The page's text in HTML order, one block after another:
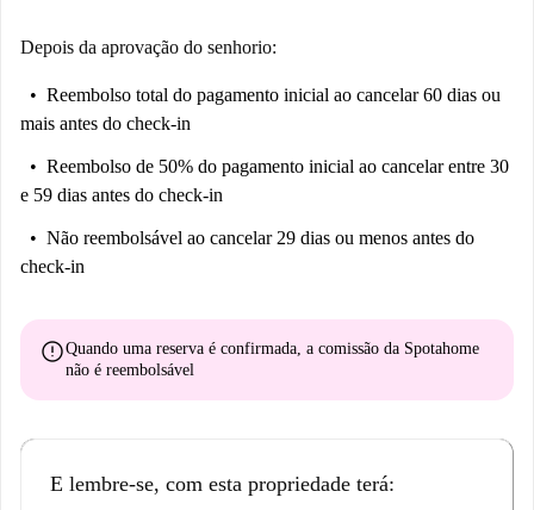
Depois da aprovação do senhorio:
Reembolso total do pagamento inicial ao cancelar 60 dias ou
mais antes do check-in
Reembolso de 50% do pagamento inicial ao cancelar entre 30
e 59 dias antes do check-in
Não reembolsável ao cancelar 29 dias ou menos antes do
check-in
errorQuando uma reserva é confirmada, a comissão da Spotahome
não é reembolsável
E lembre-se, com esta propriedade terá: